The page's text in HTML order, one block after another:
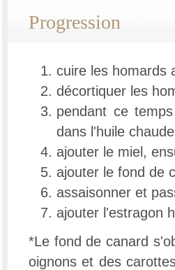
Progression
cuire les homards
décortiquer les
pendant ce
dans l'huile
ajouter le miel,
ajouter le fond de
assaisonner et
ajouter l'estragon
*Le fond de canard
oignons et des